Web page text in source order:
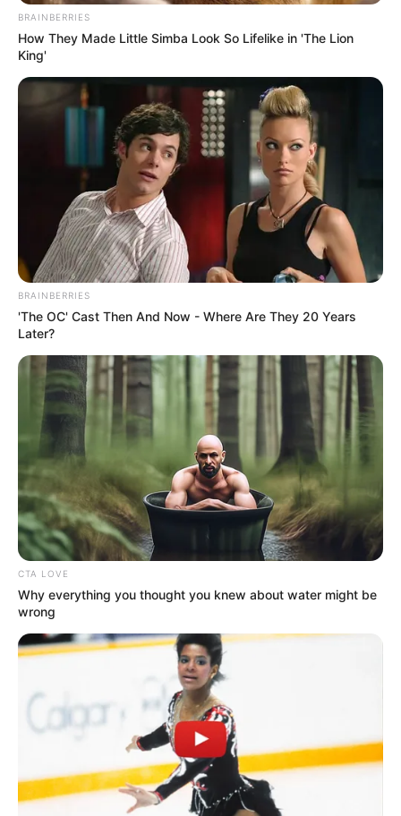
9. Ouse Valley-viadukt, Anglia.